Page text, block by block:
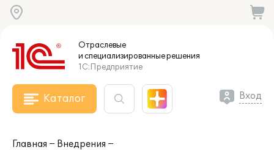
Отраслевые
и специализированныерешения
1С:Предприятие
Каталог Вход
Главная
Внедрения